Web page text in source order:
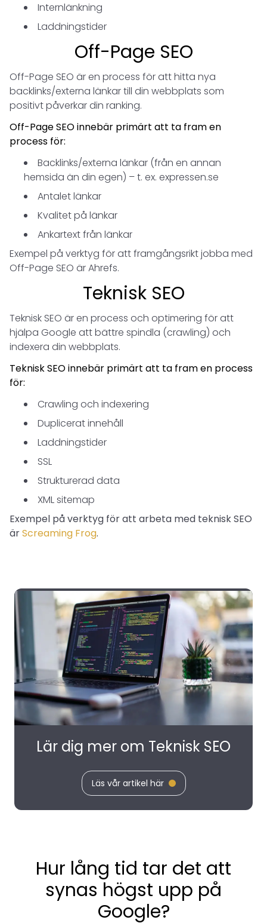
Internlänkning
Laddningstider
Off-Page SEO
Off-Page SEO är en process för att hitta nya
backlinks/externa länkar till din webbplats som
positivt påverkar din ranking.
Off-Page SEO innebär primärt att ta fram en
process för:
Backlinks/externa länkar (från en annan
hemsida än din egen) – t. ex. expressen.se
Antalet länkar
Kvalitet på länkar
Ankartext från länkar
Exempel på verktyg för att framgångsrikt jobba med
Off-Page SEO är Ahrefs.
Teknisk SEO
Teknisk SEO är en process och optimering för att
hjälpa Google att bättre spindla (crawling) och
indexera din webbplats.
Teknisk SEO innebär primärt att ta fram en process
för:
Crawling och indexering
Duplicerat innehåll
Laddningstider
SSL
Strukturerad data
XML sitemap
Exempel på verktyg för att arbeta med teknisk SEO
ärScreaming Frog.
Lär dig mer om Teknisk SEO
Läs vår artikel här
Hur lång tid tar det att
synas högst upp på
Google?